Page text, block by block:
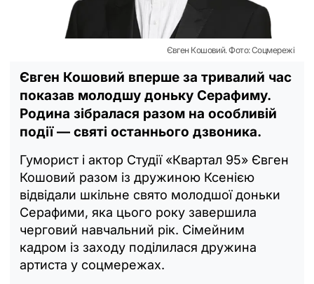
Євген Кошовий. Фото: Соцмережі
Євген Кошовий вперше за тривалий час
показав молодшу доньку Серафиму.
Родина зібралася разом на особливій
події — святі останнього дзвоника.
Гуморист і актор Студії «Квартал 95» Євген
Кошовий разом із дружиною Ксенією
відвідали шкільне свято молодшої доньки
Серафими, яка цього року завершила
черговий навчальний рік. Сімейним
кадром із заходу поділилася дружина
артиста у соцмережах.